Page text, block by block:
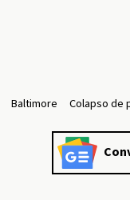
Baltimore Colapso de